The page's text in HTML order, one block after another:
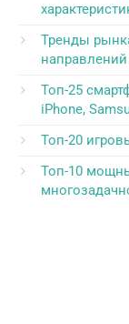
Тренды
направлений
Топ-25
iPhone,
Топ-20
Топ-10